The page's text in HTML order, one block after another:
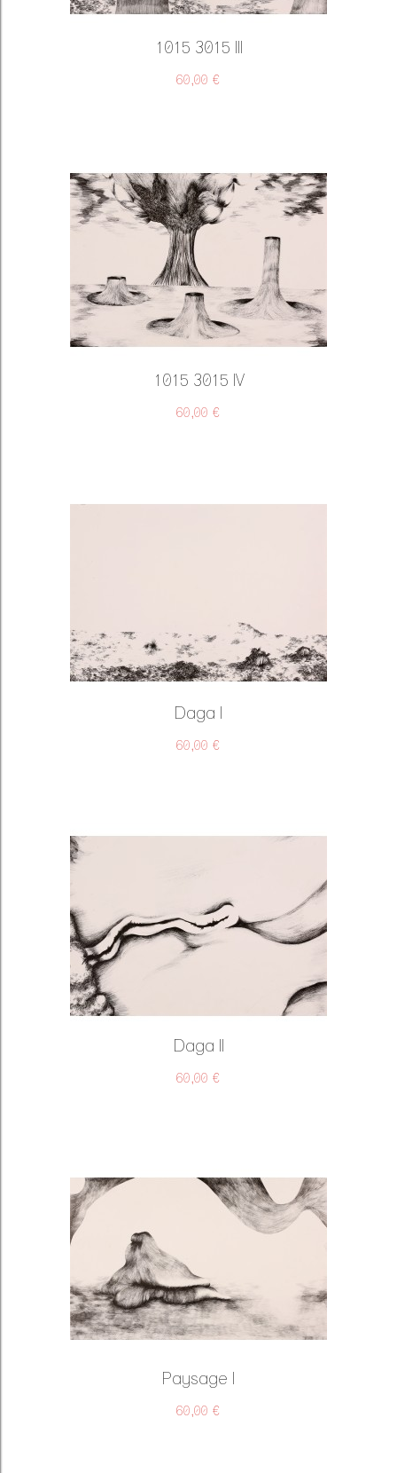
1015 3015 III
60,00 €
1015 3015 IV
60,00 €
Daga I
60,00 €
Daga II
60,00 €
Paysage I
60,00 €